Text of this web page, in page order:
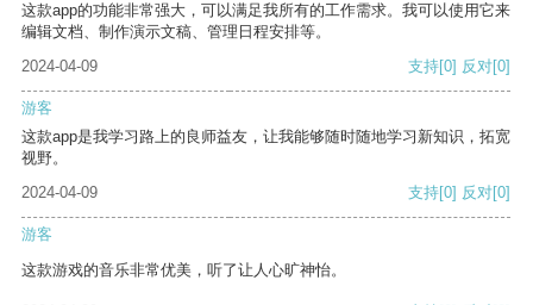
这款app的功能非常强大，可以满足我所有的工作需求。我可以使用它来
编辑文档、制作演示文稿、管理日程安排等。
2024-04-09
支持[0] 反对[0]
游客
这款app是我学习路上的良师益友，让我能够随时随地学习新知识，拓宽
视野。
2024-04-09
支持[0] 反对[0]
游客
这款游戏的音乐非常优美，听了让人心旷神怡。